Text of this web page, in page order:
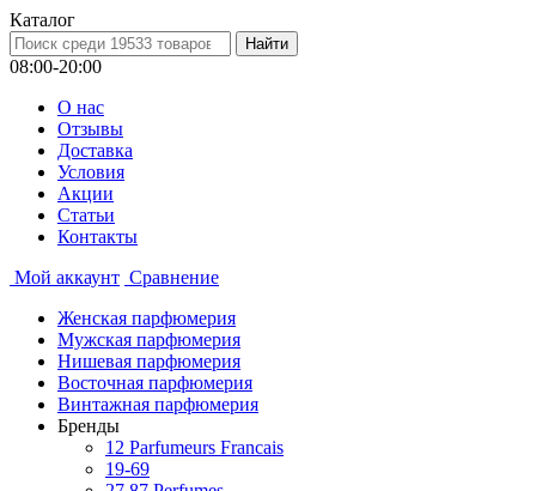
Каталог
08:00-20:00
О нас
Отзывы
Доставка
Условия
Aкции
Статьи
Контакты
Мой аккаунт Сравнение
Женская парфюмерия
Мужская парфюмерия
Нишевая парфюмерия
Восточная парфюмерия
Винтажная парфюмерия
Бренды
12 Parfumeurs Francais
19-69